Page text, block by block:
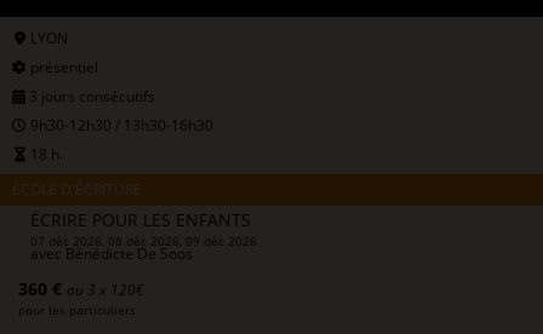
LYON
présentiel
3 jours consécutifs
9h30-12h30 / 13h30-16h30
18 h.
ÉCOLE D'ÉCRITURE
ÉCRIRE POUR LES ENFANTS
07 déc 2026, 08 déc 2026, 09 déc 2026
avec Bénédicte De Soos
360 € ou 3 x 120€
pour les particuliers